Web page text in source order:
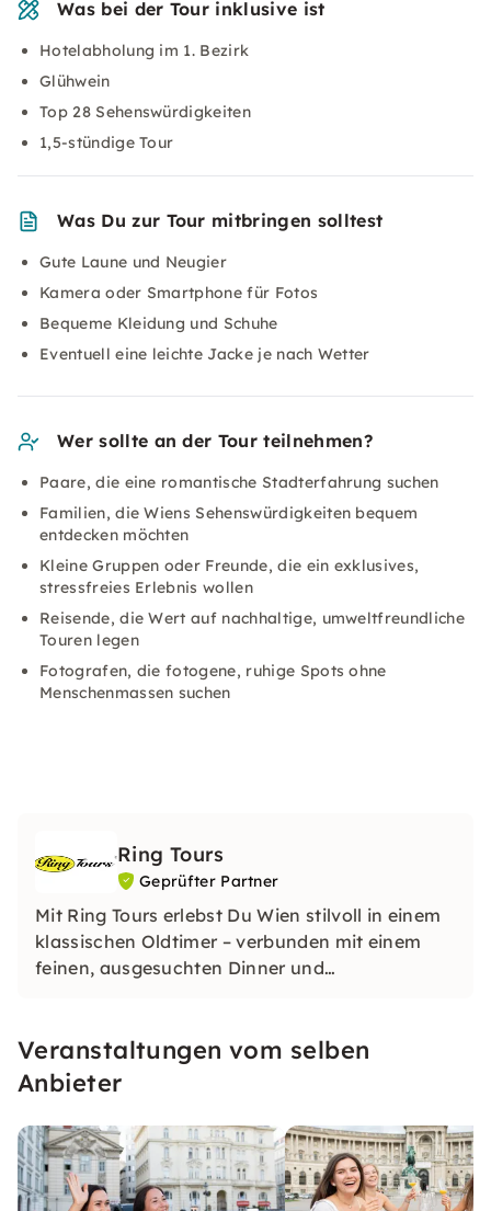
Was bei der Tour inklusive ist
Hotelabholung im 1. Bezirk
Glühwein
Top 28 Sehenswürdigkeiten
1,5-stündige Tour
Was Du zur Tour mitbringen solltest
Gute Laune und Neugier
Kamera oder Smartphone für Fotos
Bequeme Kleidung und Schuhe
Eventuell eine leichte Jacke je nach Wetter
Wer sollte an der Tour teilnehmen?
Paare, die eine romantische Stadterfahrung suchen
Familien, die Wiens Sehenswürdigkeiten bequem
entdecken möchten
Kleine Gruppen oder Freunde, die ein exklusives,
stressfreies Erlebnis wollen
Reisende, die Wert auf nachhaltige, umweltfreundliche
Touren legen
Fotografen, die fotogene, ruhige Spots ohne
Menschenmassen suchen
Ring Tours
Geprüfter Partner
Mit Ring Tours erlebst Du Wien stilvoll in einem
klassischen Oldtimer – verbunden mit einem
feinen, ausgesuchten Dinner und
mit der Geschichte und Schönheit Wiens.
Veranstaltungen vom selben
Anbieter